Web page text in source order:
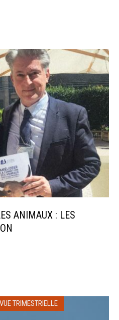
ANIMAUX : LES
TRIMESTRIELLE